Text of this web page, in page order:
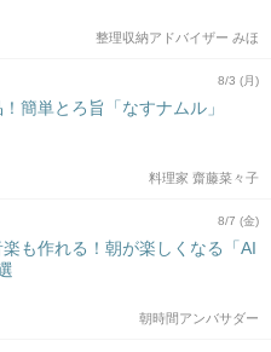
整理収納アドバイザー みほ
8/3 (月)
簡単とろ旨「なすナムル」
料理家 齋藤菜々子
8/7 (金)
も作れる！朝が楽しくなる「AI
朝時間アンバサダー